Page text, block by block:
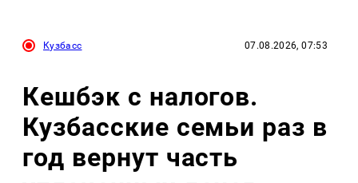
Кузбасс 07.08.2026, 07:53
Кешбэк с налогов.
Кузбасские семьи раз в
год вернут часть